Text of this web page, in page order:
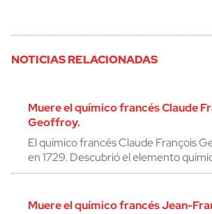
NOTICIAS RELACIONADAS
Muere el químico francés Claude
Geoffroy.
El químico francés Claude François
en 1729. Descubrió el elemento
Muere el químico francés Jean-